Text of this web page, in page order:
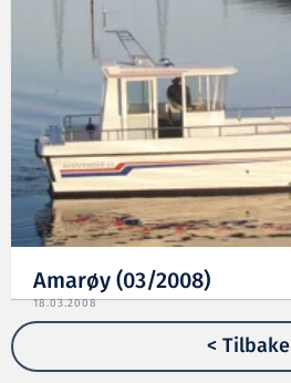
Amarøy (03/2008)
18.03.2008
< Tilbake